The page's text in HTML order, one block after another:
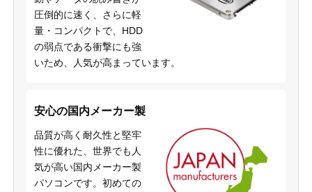
圧倒的に速く、さらに軽
量・コンパクトで、HDD
の弱点である衝撃にも強
いため、人気が高まっています。
安心の国内メーカー製
品質が高く耐久性と堅牢
性に優れた、世界でも人
気が高い国内メーカー製
パソコンです。初めての